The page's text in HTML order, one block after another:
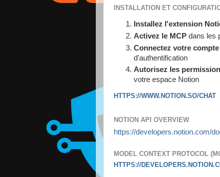
INSTALLATION ET
Installez l'extension
Activez le MCP dans les
Connectez votre
d'authentification
Autorisez les
votre espace Notion
HTTPS://WWW.NOTION.SO/CHAT
NOTION API OVERVIEW
https://developers.notion.com/
MODEL CONTEXT PROTOCOL
HTTPS://